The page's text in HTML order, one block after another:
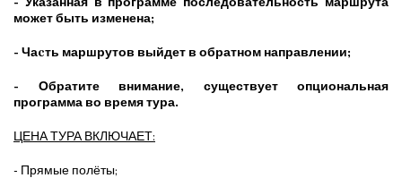
может быть изменена;
- Чаcть маршрутов выйдет в обратном направлении;
- Обратите внимание, существует опциональная
программа во время тура.
ЦЕНА ТУРА ВКЛЮЧАЕТ:
- Прямые полёты;